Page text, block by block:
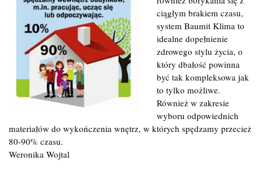
ciągłym brakiem czasu,
system Baumit Klima to
idealne dopełnienie
zdrowego stylu życia, o
który dbałość powinna
być tak kompleksowa jak
to tylko możliwe.
Również w zakresie
wyboru odpowiednich
materiałów do wykończenia wnętrz, w których spędzamy przecież
80-90% czasu.
Weronika Wojtal